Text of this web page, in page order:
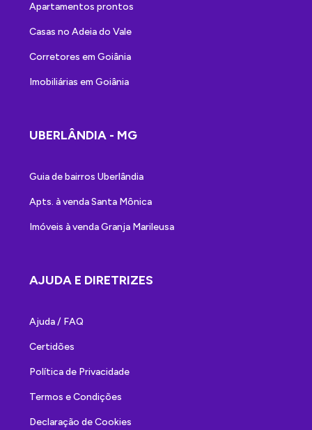
Apartamentos prontos
Casas no Adeia do Vale
Corretores em Goiânia
Imobiliárias em Goiânia
UBERLÂNDIA - MG
Guia de bairros Uberlândia
Apts. à venda Santa Mônica
Imóveis à venda Granja Marileusa
AJUDA E DIRETRIZES
Ajuda / FAQ
Certidões
Política de Privacidade
Termos e Condições
Declaração de Cookies